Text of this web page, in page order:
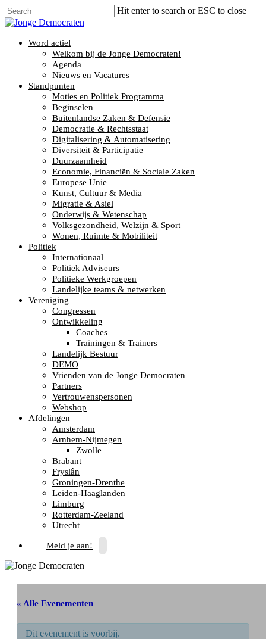
Hit enter to search or ESC to close
Word actief
Welkom bij de Jonge Democraten!
Agenda
Nieuws en Vacatures
Standpunten
Moties en Politiek Programma
Beginselen
Buitenlandse Zaken & Defensie
Democratie & Rechtsstaat
Digitalisering & Automatisering
Diversiteit & Participatie
Duurzaamheid
Economie, Financiën & Sociale Zaken
Europese Unie
Kunst, Cultuur & Media
Migratie & Asiel
Onderwijs & Wetenschap
Volksgezondheid, Welzijn & Sport
Wonen, Ruimte & Mobiliteit
Politiek
Internationaal
Politiek Adviseurs
Politieke Werkgroepen
Landelijke teams & netwerken
Vereniging
Congressen
Ontwikkeling
Coaches
Trainingen & Trainers
Landelijk Bestuur
DEMO
Vrienden van de Jonge Democraten
Partners
Vertrouwenspersonen
Webshop
Afdelingen
Amsterdam
Arnhem-Nijmegen
Zwolle
Brabant
Fryslân
Groningen-Drenthe
Leiden-Haaglanden
Limburg
Rotterdam-Zeeland
Utrecht
Meld je aan!
« Alle Evenementen
Dit evenement is voorbij.